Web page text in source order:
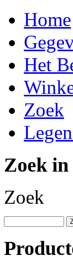
Home
Het
Zoek
Zoek in
Zoek